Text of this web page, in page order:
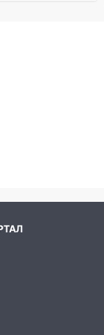
дом на
с
по
спроса:
похитил у